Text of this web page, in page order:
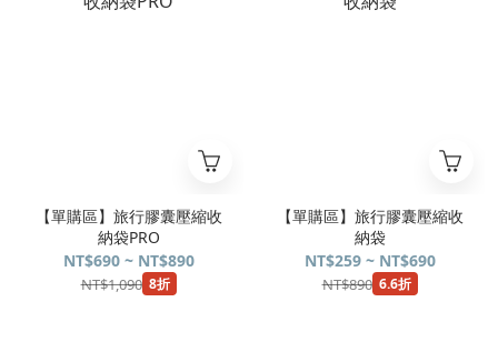
【單購區】旅行膠囊壓縮收
納袋PRO
NT$690 ~ NT$890
NT$1,090 8折
【單購區】旅行膠囊壓縮收
納袋
NT$259 ~ NT$690
NT$890 6.6折